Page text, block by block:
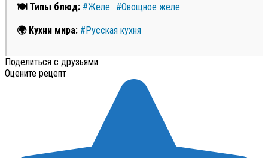
🍽 Типы блюд: #Желе #Овощное желе
🌍 Кухни мира: #Русская кухня
Поделиться с друзьями
Оцените рецепт